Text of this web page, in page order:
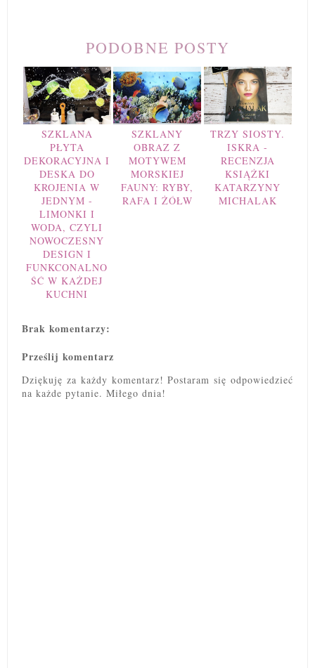
PODOBNE POSTY
SZKLANA
PŁYTA
DEKORACYJNA I
DESKA DO
KROJENIA W
JEDNYM -
LIMONKI I
WODA, CZYLI
NOWOCZESNY
DESIGN I
FUNKCONALNO
ŚĆ W KAŻDEJ
KUCHNI
SZKLANY
OBRAZ Z
MOTYWEM
MORSKIEJ
FAUNY: RYBY,
RAFA I ŻÓŁW
TRZY SIOSTY.
ISKRA -
RECENZJA
KSIĄŻKI
KATARZYNY
MICHALAK
Brak komentarzy:
Prześlij komentarz
Dziękuję za każdy komentarz! Postaram się odpowiedzieć
na każde pytanie. Miłego dnia!